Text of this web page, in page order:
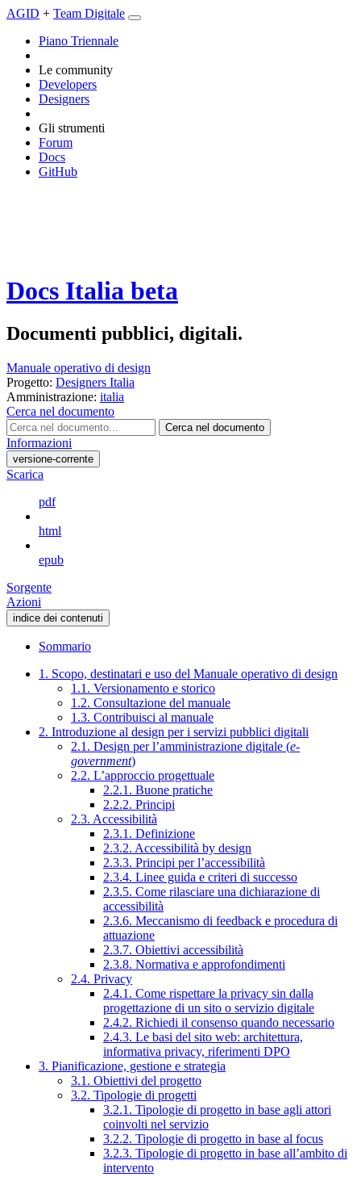
AGID + Team Digitale
Piano Triennale
Le community
Developers
Designers
Gli strumenti
Forum
Docs
GitHub
Docs Italia beta
Documenti pubblici, digitali.
Manuale operativo di design
Progetto: Designers Italia
Amministrazione: italia
Cerca nel documento
Cerca nel documento
Informazioni
versione-corrente
Scarica
pdf
html
epub
Sorgente
Azioni
indice dei contenuti
Sommario
1. Scopo, destinatari e uso del Manuale operativo di design
1.1. Versionamento e storico
1.2. Consultazione del manuale
1.3. Contribuisci al manuale
2. Introduzione al design per i servizi pubblici digitali
2.1. Design per l’amministrazione digitale (e-
government)
2.2. L’approccio progettuale
2.2.1. Buone pratiche
2.2.2. Principi
2.3. Accessibilità
2.3.1. Definizione
2.3.2. Accessibilità by design
2.3.3. Principi per l’accessibilità
2.3.4. Linee guida e criteri di successo
2.3.5. Come rilasciare una dichiarazione di
accessibilità
2.3.6. Meccanismo di feedback e procedura di
attuazione
2.3.7. Obiettivi accessibilità
2.3.8. Normativa e approfondimenti
2.4. Privacy
2.4.1. Come rispettare la privacy sin dalla
progettazione di un sito o servizio digitale
2.4.2. Richiedi il consenso quando necessario
2.4.3. Le basi del sito web: architettura,
informativa privacy, riferimenti DPO
3. Pianificazione, gestione e strategia
3.1. Obiettivi del progetto
3.2. Tipologie di progetti
3.2.1. Tipologie di progetto in base agli attori
coinvolti nel servizio
3.2.2. Tipologie di progetto in base al focus
3.2.3. Tipologie di progetto in base all’ambito di
intervento